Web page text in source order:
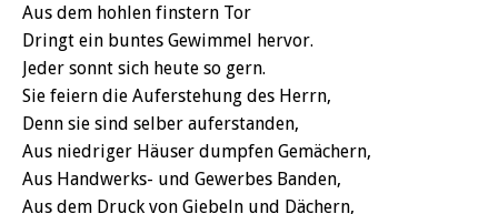
Aus dem hohlen finstern Tor
Dringt ein buntes Gewimmel hervor.
Jeder sonnt sich heute so gern.
Sie feiern die Auferstehung des Herrn,
Denn sie sind selber auferstanden,
Aus niedriger Häuser dumpfen Gemächern,
Aus Handwerks- und Gewerbes Banden,
Aus dem Druck von Giebeln und Dächern,